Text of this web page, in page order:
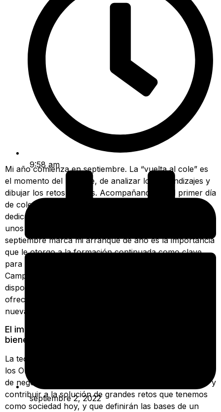
9:58 am
septiembre 2, 2022
Mi año comienza en septiembre. La “vuelta al cole” es
el momento del balance, de analizar los aprendizajes y
dibujar los retos futuros. Acompañando en el primer día
de colegio a mis tres sobrinas me preguntaba a qué se
dedicarán y si esa profesión, por la que apostarán en
unos años, existe hoy. Uno de los motivos por los que
septiembre marca mi arranque de año es la importancia
que le otorgo a la formación continuada como clave
para crecer como profesional. AENOR, a través de
Campus AENOR, lleva 30 años dedicado a ello, además,
disponen de tecnologías y avances que les permiten
ofrecer una formación de calidad y adelantarse a las
nuevas necesidades del mercado laboral.
El impacto positivo de la tecnología en el
bienestar de la sociedad
La tecnología, aliado imprescindible en el camino hacia
los ODS, es el eje sobre el cual nacen nuevos modelos
de negocio que llegan para innovar, visibilizar acelerar y
contribuir a la solución de grandes retos que tenemos
como sociedad hoy, y que definirán las bases de un